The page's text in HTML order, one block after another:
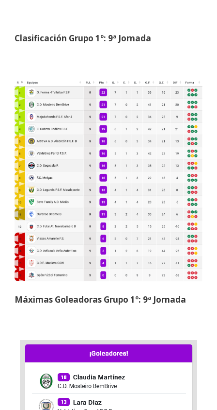
Clasificación Grupo 1º: 9ª Jornada
Máximas Goleadoras Grupo 1º: 9ª Jornada